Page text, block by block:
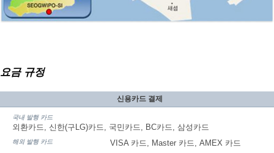
요금 규정
신용카드 결제
국내 발행 카드
외환카드, 신한(구LG)카드, 국민카드, BC카드, 삼성카드
해외 발행 카드 VISA 카드, Master 카드, AMEX 카드